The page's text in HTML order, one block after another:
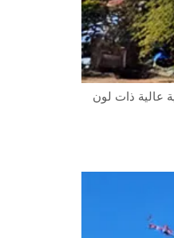
يصل ارتفاعها في البلاد إلى 15–25 متراً، ومظلتها عمودية عالية ذات لون